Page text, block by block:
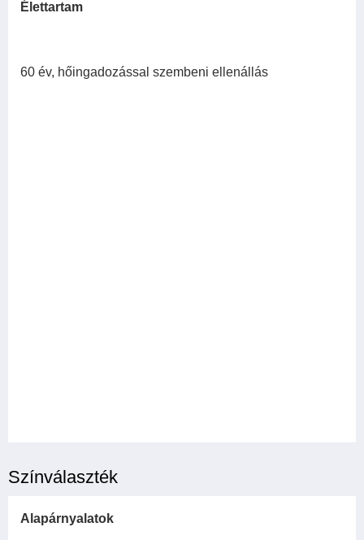
Élettartam
60 év, hőingadozással szembeni ellenállás
Színválaszték
Alapárnyalatok